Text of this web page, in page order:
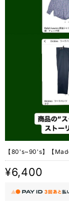
【80's~90's】【
¥6,400